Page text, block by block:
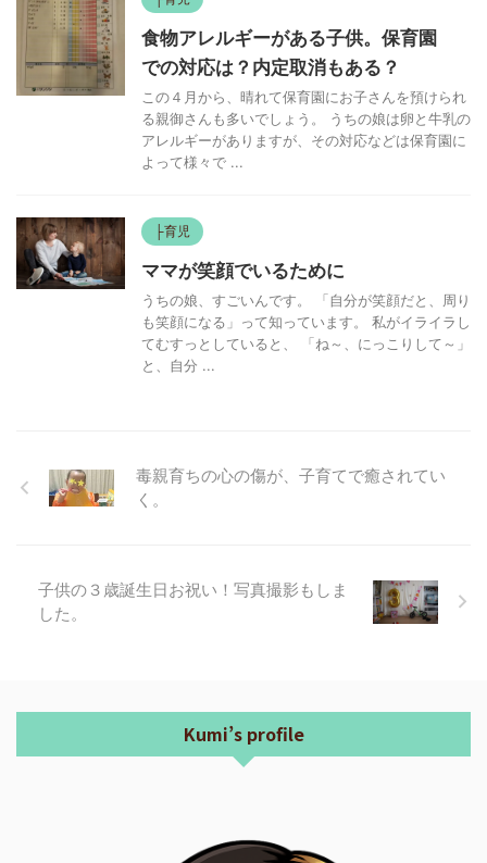
食物アレルギーがある子供。保育園
での対応は？内定取消もある？
この４月から、晴れて保育園にお子さんを預けられ
る親御さんも多いでしょう。 うちの娘は卵と牛乳の
アレルギーがありますが、その対応などは保育園に
よって様々で ...
├育児
ママが笑顔でいるために
うちの娘、すごいんです。 「自分が笑顔だと、周り
も笑顔になる」って知っています。 私がイライラし
てむすっとしていると、 「ね～、にっこりして～」
と、自分 ...
毒親育ちの心の傷が、子育てで癒されてい
く。
子供の３歳誕生日お祝い！写真撮影もしま
した。
Kumi’s profile